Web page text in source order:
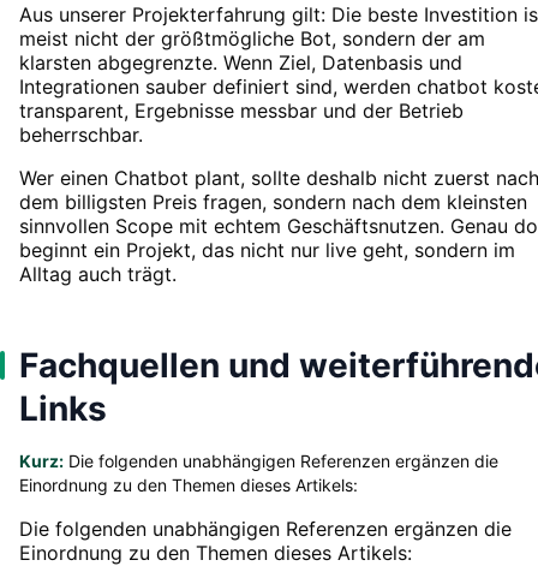
Aus unserer Projekterfahrung gilt: Die beste Investition
meist nicht der größtmögliche Bot, sondern der am
klarsten abgegrenzte. Wenn Ziel, Datenbasis und
Integrationen sauber definiert sind, werden chatbot
transparent, Ergebnisse messbar und der Betrieb
beherrschbar.
Wer einen Chatbot plant, sollte deshalb nicht zuerst nach
dem billigsten Preis fragen, sondern nach dem kleinsten
sinnvollen Scope mit echtem Geschäftsnutzen. Genau
beginnt ein Projekt, das nicht nur live geht, sondern im
Alltag auch trägt.
Fachquellen und
Links
Kurz: Die folgenden unabhängigen Referenzen ergänzen die
Einordnung zu den Themen dieses Artikels:
Die folgenden unabhängigen Referenzen ergänzen die
Einordnung zu den Themen dieses Artikels: